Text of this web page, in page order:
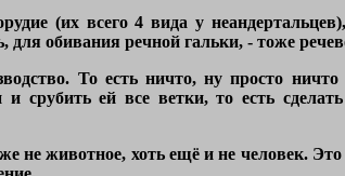
(их всего 4 вида у
для обивания речной гальки, - тоже
То есть ничто, ну просто
и срубить ей все ветки, то есть
не животное, хоть ещё и не человек.